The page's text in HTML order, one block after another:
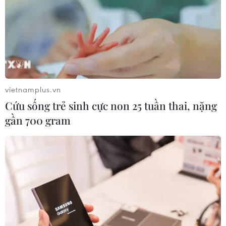
05/08/2026 22:58
Nhật Bản: Nội các thông qua chính
sách giảm thuế tiêu thụ thực phẩm
xuống 1%
Ngành Hải quan đẩy mạnh cải cách
thể chế và hiện đại hóa công tác
Ngân hàng trước làn sóng AI: Dữ liệu
là đòn bẩy, quản trị là chìa khóa
05/08/2026 09:25
vietnamplus.vn
Cứu sống trẻ sinh cực non 25 tuần thai, nặng
gần 700 gram